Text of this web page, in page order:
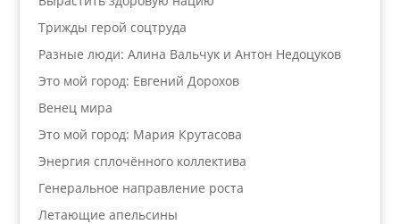
Трижды герой соцтруда
Разные люди: Алина Вальчук и Антон Недоцуков
Это мой город: Евгений Дорохов
Венец мира
Это мой город: Мария Крутасова
Энергия сплочённого коллектива
Генеральное направление роста
Летающие апельсины